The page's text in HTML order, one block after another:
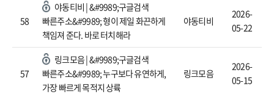
58
야동티비 | &#9989;구글검색
빠른주소&#9989; 형이 제일 화끈하게
책임져 준다. 바로 터치해라
야동티비
2026-
05-22
57
링크모음 | &#9989;구글검색
빠른주소&#9989; 누구보다 유연하게,
가장 빠르게 목적지 상륙
링크모음
2026-
05-15